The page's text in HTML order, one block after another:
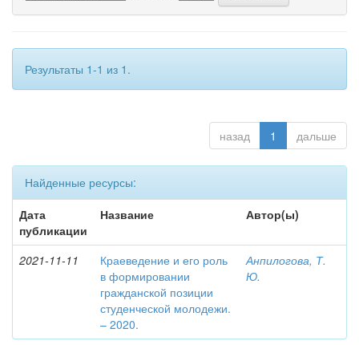
Результаты 1-1 из 1.
назад 1 дальше
Найденные ресурсы:
Дата
публикации
Название Автор(ы)
2021-11-11
Краеведение и его роль
в формировании
гражданской позиции
студенческой молодежи.
– 2020.
Анпилогова, Т.
Ю.